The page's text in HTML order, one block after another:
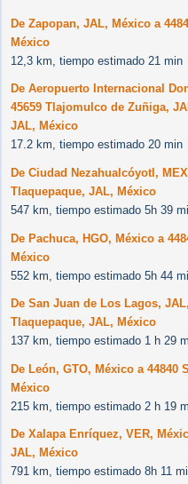
De Zapopan, JAL, México a
México
12,3 km, tiempo estimado 21 min
De Aeropuerto Internacional
45659 Tlajomulco de Zuñiga,
JAL, México
17.2 km, tiempo estimado 20 min
De Ciudad Nezahualcóyotl,
Tlaquepaque, JAL, México
547 km, tiempo estimado 5h 39
De Pachuca, HGO, México a
México
552 km, tiempo estimado 5h 44
De San Juan de Los Lagos,
Tlaquepaque, JAL, México
137 km, tiempo estimado 1 h 29
De León, GTO, México a 44840
México
215 km, tiempo estimado 2 h 19
De Xalapa Enríquez, VER,
JAL, México
791 km, tiempo estimado 8h 11